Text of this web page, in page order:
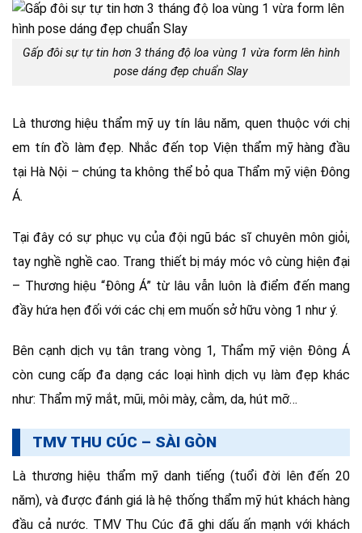
Gấp đôi sự tự tin hơn 3 tháng độ loa vùng 1 vừa form lên hình
pose dáng đẹp chuẩn Slay
Là thương hiệu thẩm mỹ uy tín lâu năm, quen thuộc với chị
em tín đồ làm đẹp. Nhắc đến top Viện thẩm mỹ hàng đầu
tại Hà Nội – chúng ta không thể bỏ qua Thẩm mỹ viện Đông
Á.
Tại đây có sự phục vụ của đội ngũ bác sĩ chuyên môn giỏi,
tay nghề nghề cao. Trang thiết bị máy móc vô cùng hiện đại
– Thương hiệu “Đông Á” từ lâu vẫn luôn là điểm đến mang
đầy hứa hẹn đối với các chị em muốn sở hữu vòng 1 như ý.
Bên cạnh dịch vụ tân trang vòng 1, Thẩm mỹ viện Đông Á
còn cung cấp đa dạng các loại hình dịch vụ làm đẹp khác
như: Thẩm mỹ mắt, mũi, môi mày, cằm, da, hút mỡ…
TMV THU CÚC – SÀI GÒN
Là thương hiệu thẩm mỹ danh tiếng (tuổi đời lên đến 20
năm), và được đánh giá là hệ thống thẩm mỹ hút khách hàng
đầu cả nước. TMV Thu Cúc đã ghi dấu ấn mạnh với khách